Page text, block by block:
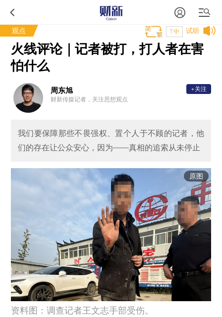
观点 试听
T中
火线评论｜记者被打，打人者在害
怕什么
周东旭
财新传媒记者，关注思想观点
+关注
我们要保障那些不畏强权、置个人于不顾的记者，他
们的存在让公众安心，因为——真相的追索从未停止
原图
资料图：调查记者王文志手部受伤。